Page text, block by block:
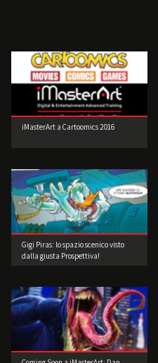
iMasterArt a Cartoomics 2016
Gigi Piras: lo spazio scenico visto
dalla giusta Prospettiva!